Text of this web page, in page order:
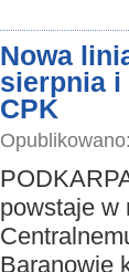
Nowa
sierpnia i
CPK
powstaje w
Baranowie